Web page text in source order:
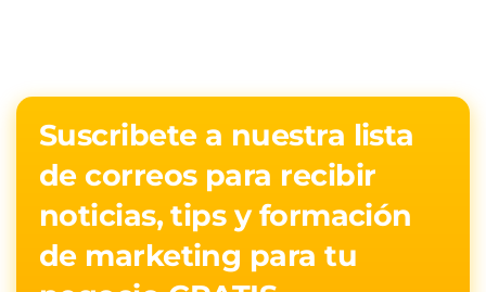
Suscribete a nuestra lista
de correos para recibir
noticias, tips y formación
de marketing para tu